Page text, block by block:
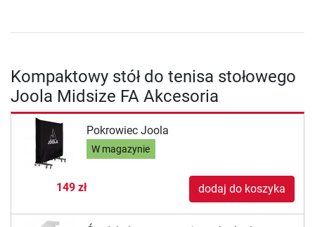
Kompaktowy stół do tenisa stołowego
Joola Midsize FA Akcesoria
Pokrowiec Joola
W magazynie
149 zł dodaj do koszyka